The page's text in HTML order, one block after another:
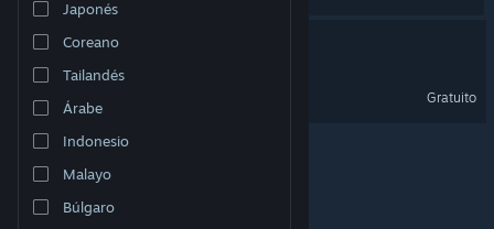
Descargar Steam Mobile
Ver versión clásica
Japonés
Coreano
Tailandés
Árabe
Indonesio
Malayo
Búlgaro
Gratuito